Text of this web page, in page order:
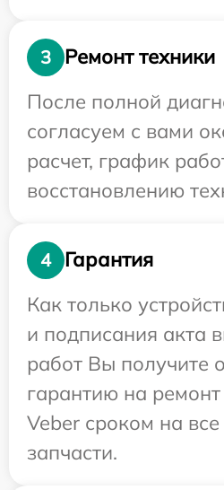
3
Ремонт техники
После полной
согласуем с вами
расчет, график
восстановлению
4
Гарантия
Как только
и подписания акта
работ Вы получите
гарантию на ремонт
Veber сроком на
запчасти.